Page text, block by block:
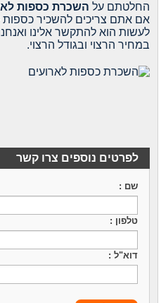
החלטתם על השכרת כספות
אם אתם צריכים להשכיר
לעשות הוא להתקשר אלינו
במחיר הרצוי ובגודל הרצוי.
לפרטים נוספים צרו קשר
שם :
טלפון :
דוא"ל :